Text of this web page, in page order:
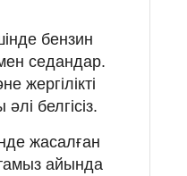
бензин
седандар.
жергілікті
белгісіз.
жасалған
айында